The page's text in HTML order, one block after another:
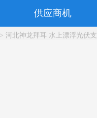
供应商机
河北神龙拜耳 水上漂浮光伏支